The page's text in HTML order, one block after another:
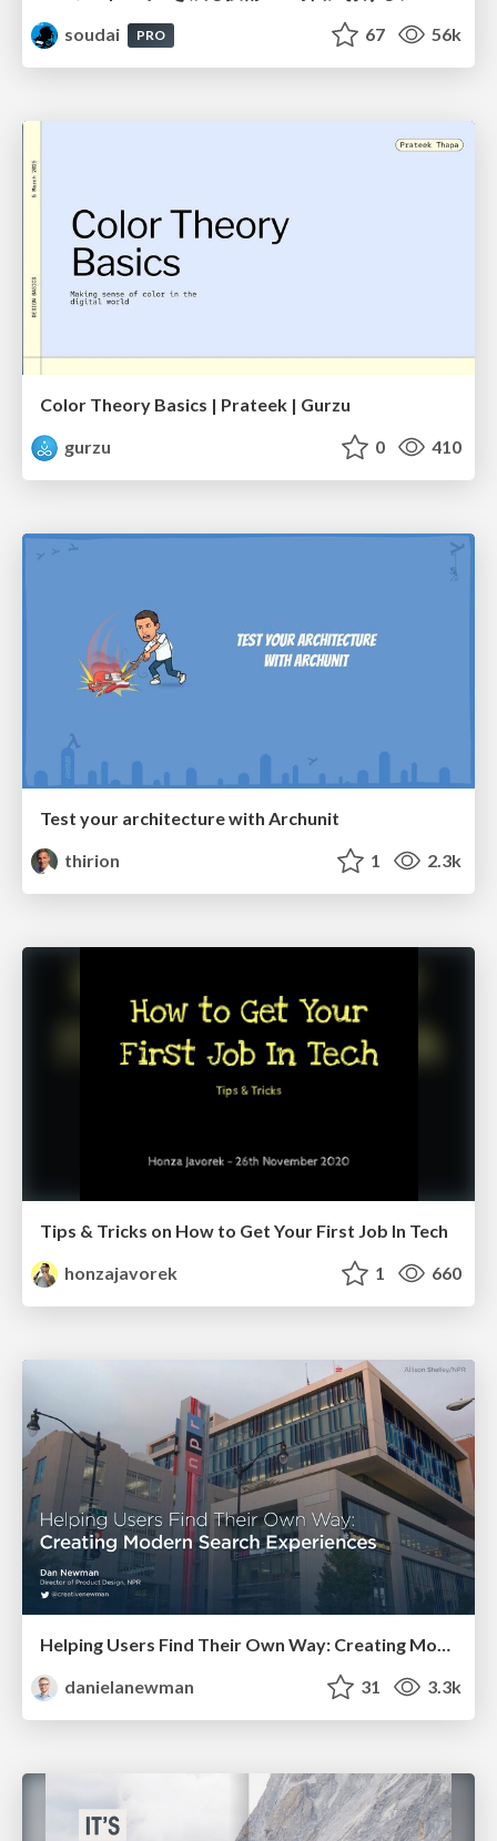
soudai
PRO 67 56k
Color Theory Basics | Prateek | Gurzu
gurzu
0 410
Test your architecture with Archunit
thirion
1 2.3k
Tips & Tricks on How to Get Your First Job In Tech
honzajavorek
1 660
danielanewman
31 3.3k